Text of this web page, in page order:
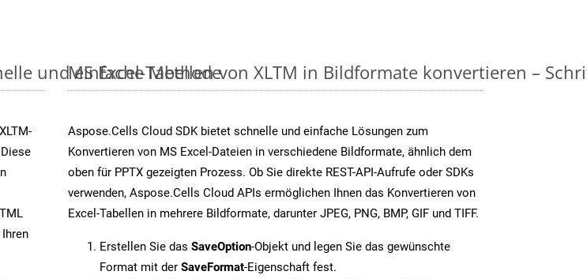
und einfache Methode
MS Excel-Tabellen von XLTM in Bildformate konvertieren –
Aspose.Cells Cloud SDK bietet schnelle und einfache Lösungen zum
Konvertieren von MS Excel-Dateien in verschiedene Bildformate, ähnlich dem
oben für PPTX gezeigten Prozess. Ob Sie direkte REST-API-Aufrufe oder SDKs
verwenden, Aspose.Cells Cloud APIs ermöglichen Ihnen das Konvertieren von
Excel-Tabellen in mehrere Bildformate, darunter JPEG, PNG, BMP, GIF und TIFF.
Erstellen Sie das SaveOption-Objekt und legen Sie das gewünschte
Format mit der SaveFormat-Eigenschaft fest.